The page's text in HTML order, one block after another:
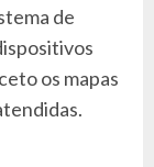
de
os mapas